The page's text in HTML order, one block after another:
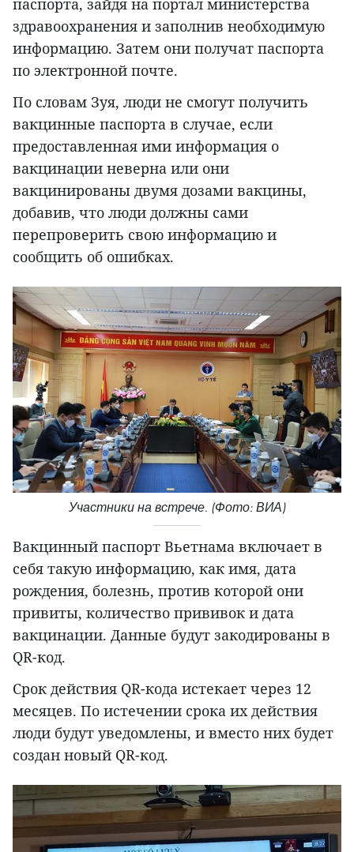
здравоохранения и заполнив необходимую
информацию. Затем они получат паспорта
по электронной почте.
По словам Зуя, люди не смогут получить
вакцинные паспорта в случае, если
предоставленная ими информация о
вакцинации неверна или они
вакцинированы двумя дозами вакцины,
добавив, что люди должны сами
перепроверить свою информацию и
сообщить об ошибках.
Участники на встрече. (Фото: ВИА)
Вакцинный паспорт Вьетнама включает в
себя такую информацию, как имя, дата
рождения, болезнь, против которой они
привиты, количество прививок и дата
вакцинации. Данные будут закодированы в
QR-код.
Срок действия QR-кода истекает через 12
месяцев. По истечении срока их действия
люди будут уведомлены, и вместо них будет
создан новый QR-код.